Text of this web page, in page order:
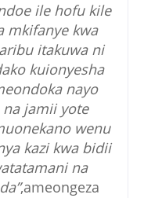
ile hofu kile
mkifanye kwa
itakuwa ni
kuionyesha
nayo
na jamii yote
wenu
kazi kwa bidii
na
,ameongeza